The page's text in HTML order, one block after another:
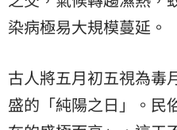
染病極易大規模蔓延。
古人將五月初五視為毒
盛的「純陽之日」。民